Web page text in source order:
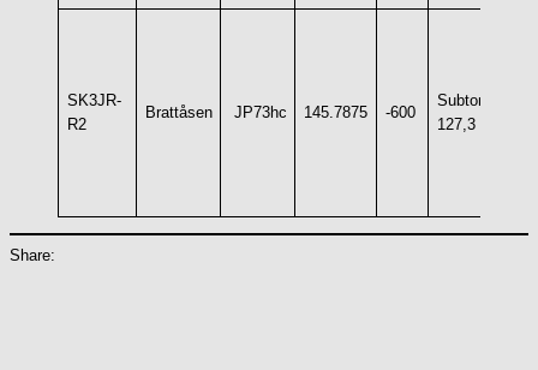
SK3JR-
R2
Brattåsen JP73hc 145.7875 -600
Subton
127,3 Hz
Share: